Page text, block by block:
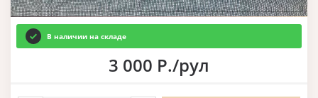
В наличии на складе
3 000 Р./рул